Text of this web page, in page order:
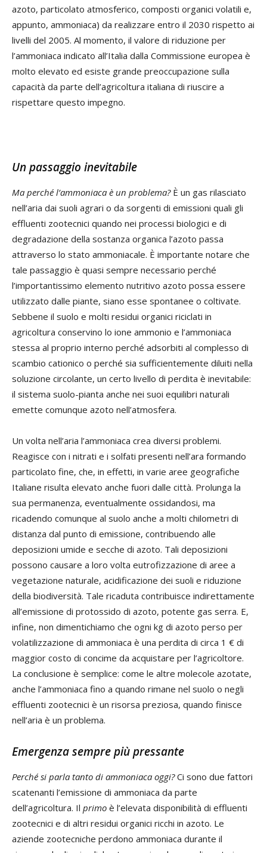
azoto, particolato atmosferico, composti organici volatili e,
appunto, ammoniaca) da realizzare entro il 2030 rispetto ai
livelli del 2005. Al momento, il valore di riduzione per
l’ammoniaca indicato all’Italia dalla Commissione europea è
molto elevato ed esiste grande preoccupazione sulla
capacità da parte dell’agricoltura italiana di riuscire a
rispettare questo impegno.
Un passaggio inevitabile
Ma perché l’ammoniaca è un problema?È un gas rilasciato
nell’aria dai suoli agrari o da sorgenti di emissioni quali gli
effluenti zootecnici quando nei processi biologici e di
degradazione della sostanza organica l’azoto passa
attraverso lo stato ammoniacale. È importante notare che
tale passaggio è quasi sempre necessario perché
l’importantissimo elemento nutritivo azoto possa essere
utilizzato dalle piante, siano esse spontanee o coltivate.
Sebbene il suolo e molti residui organici riciclati in
agricoltura conservino lo ione ammonio e l’ammoniaca
stessa al proprio interno perché adsorbiti al complesso di
scambio cationico o perché sia sufficientemente diluiti nella
soluzione circolante, un certo livello di perdita è inevitabile:
il sistema suolo-pianta anche nei suoi equilibri naturali
emette comunque azoto nell’atmosfera.
Un volta nell’aria l’ammoniaca crea diversi problemi.
Reagisce con i nitrati e i solfati presenti nell’ara formando
particolato fine, che, in effetti, in varie aree geografiche
Italiane risulta elevato anche fuori dalle città. Prolunga la
sua permanenza, eventualmente ossidandosi, ma
ricadendo comunque al suolo anche a molti chilometri di
distanza dal punto di emissione, contribuendo alle
deposizioni umide e secche di azoto. Tali deposizioni
possono causare a loro volta eutrofizzazione di aree a
vegetazione naturale, acidificazione dei suoli e riduzione
della biodiversità. Tale ricaduta contribuisce indirettamente
all’emissione di protossido di azoto, potente gas serra. E,
infine, non dimentichiamo che ogni kg di azoto perso per
volatilizzazione di ammoniaca è una perdita di circa 1 € di
maggior costo di concime da acquistare per l’agricoltore.
La conclusione è semplice: come le altre molecole azotate,
anche l’ammoniaca fino a quando rimane nel suolo o negli
effluenti zootecnici è un risorsa preziosa, quando finisce
nell’aria è un problema.
Emergenza sempre più pressante
Perché si parla tanto di ammoniaca oggi?Ci sono due fattori
scatenanti l’emissione di ammoniaca da parte
dell’agricoltura. Il primo è l’elevata disponibilità di effluenti
zootecnici e di altri residui organici ricchi in azoto. Le
aziende zootecniche perdono ammoniaca durante il